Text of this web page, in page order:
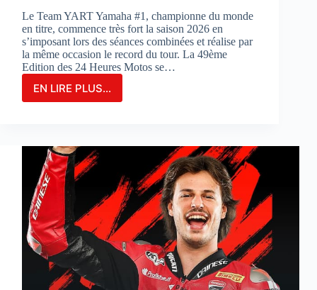
Le Team YART Yamaha #1, championne du monde
en titre, commence très fort la saison 2026 en
s’imposant lors des séances combinées et réalise par
la même occasion le record du tour. La 49ème
Edition des 24 Heures Motos se…
EN LIRE PLUS...
LE
#1
PARTIRA
EN
POSITION
POUR
LA
3ÈME
FOIS
CONSÉCUTIVE
AUX